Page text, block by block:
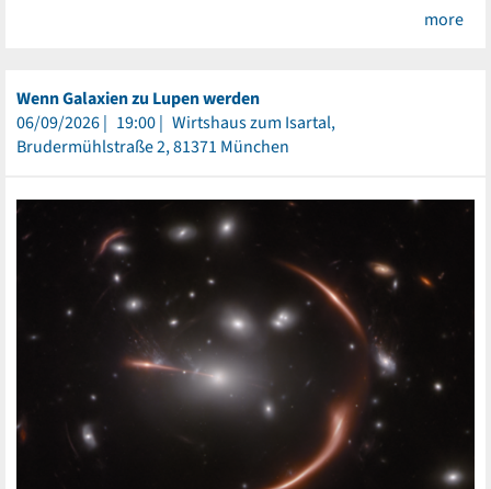
more
Wenn Galaxien zu Lupen werden
06/09/2026
19:00
Wirtshaus zum Isartal,
Brudermühlstraße 2, 81371 München